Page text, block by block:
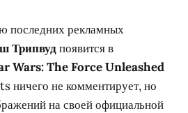
последних рекламных
Трипвудпоявится в
Wars: The Force Unleashed
ничего не комментирует, но
на своей официальной